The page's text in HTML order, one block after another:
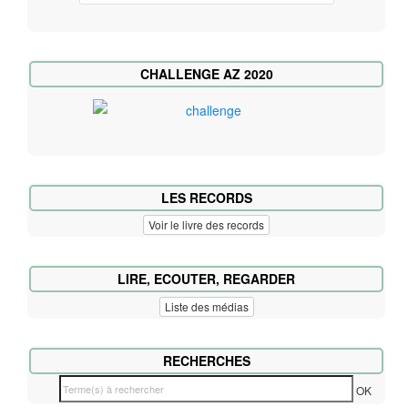
CHALLENGE AZ 2020
LES RECORDS
Voir le livre des records
LIRE, ECOUTER, REGARDER
Liste des médias
RECHERCHES
T
e
OK